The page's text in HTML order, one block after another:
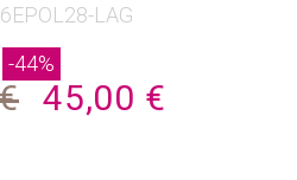
LAG
45,00 €
-44%